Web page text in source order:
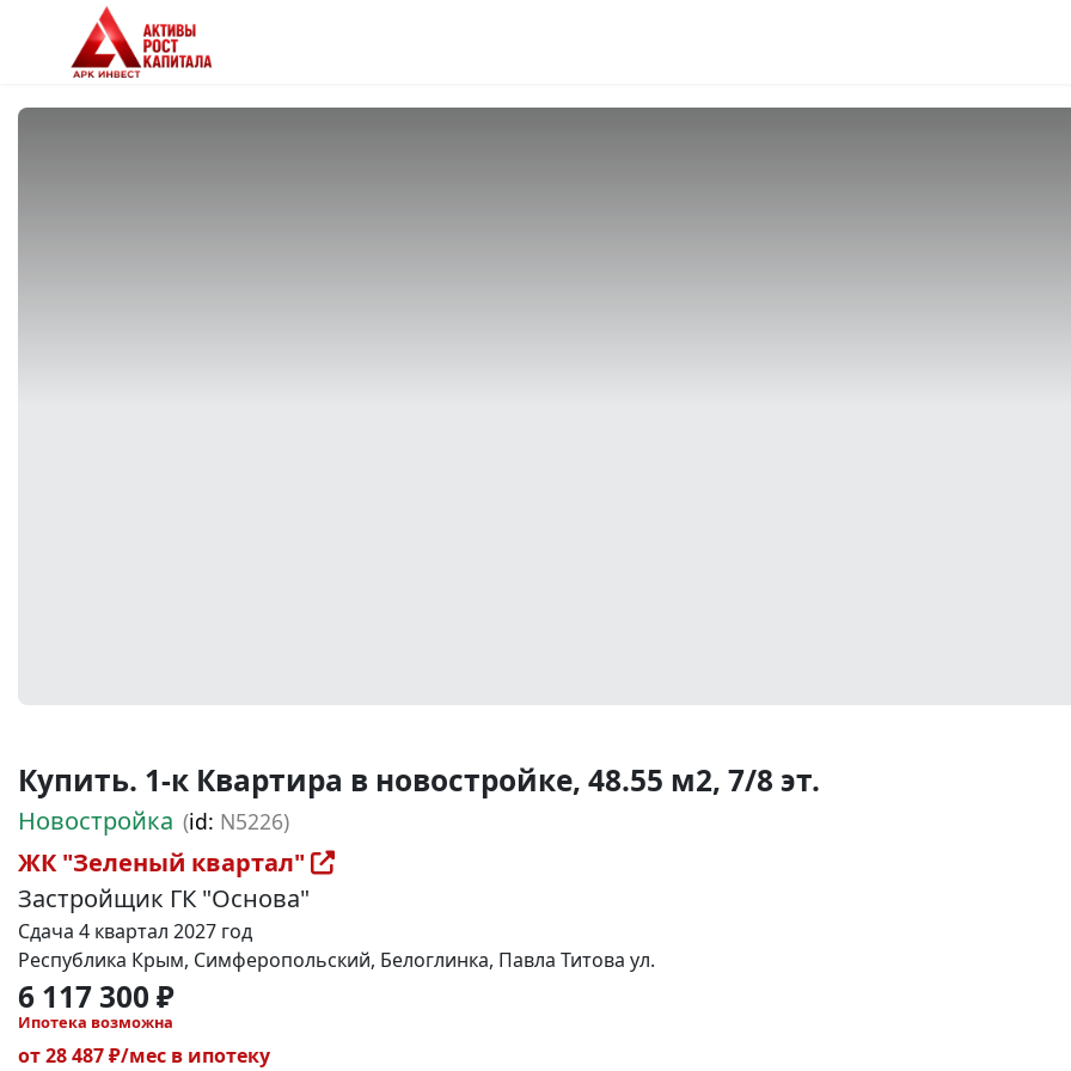
Купить. 1-к Квартира в новостройке, 48.55 м2, 7/8 эт.
Новостройка (id: N5226)
ЖК "Зеленый квартал"
Застройщик ГК "Основа"
Сдача 4 квартал 2027 год
Республика Крым, Симферопольский, Белоглинка, Павла Титова ул.
6 117 300 ₽
Ипотека возможна
от 28 487 ₽/мес в ипотеку